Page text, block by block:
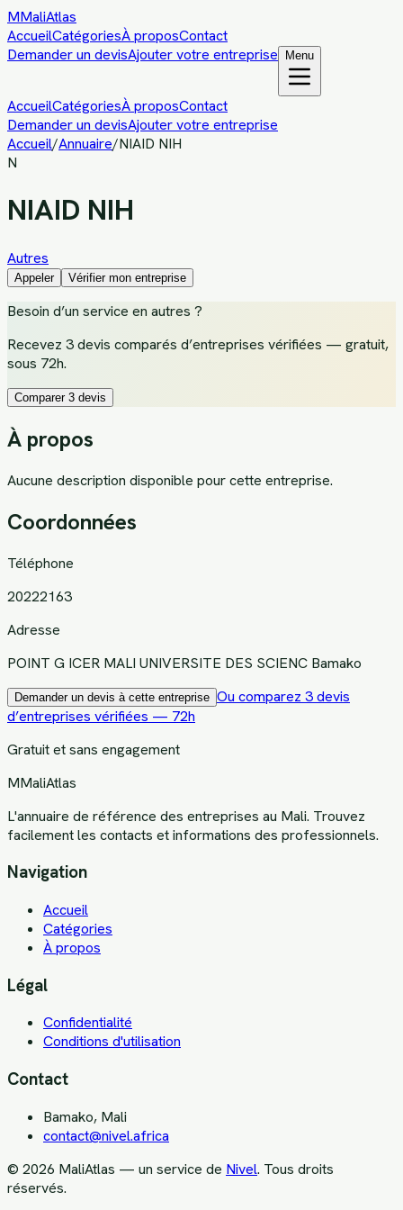
MMaliAtlas
AccueilCatégoriesÀ proposContact
Demander un devisAjouter votre entreprise Menu
AccueilCatégoriesÀ proposContact
Demander un devisAjouter votre entreprise
Accueil/Annuaire/NIAID NIH
N
NIAID NIH
Autres
Appeler Vérifier mon entreprise
Besoin d’un service en autres ?
Recevez 3 devis comparés d’entreprises vérifiées — gratuit,
sous 72h.
Comparer 3 devis
À propos
Aucune description disponible pour cette entreprise.
Coordonnées
Téléphone
20222163
Adresse
POINT G ICER MALI UNIVERSITE DES SCIENC Bamako
Demander un devis à cette entreprise Ou comparez 3 devis
d’entreprises vérifiées — 72h
Gratuit et sans engagement
MMaliAtlas
L'annuaire de référence des entreprises au Mali. Trouvez
facilement les contacts et informations des professionnels.
Navigation
Accueil
Catégories
À propos
Légal
Confidentialité
Conditions d'utilisation
Contact
Bamako, Mali
contact@nivel.africa
© 2026 MaliAtlas — un service de Nivel. Tous droits
réservés.